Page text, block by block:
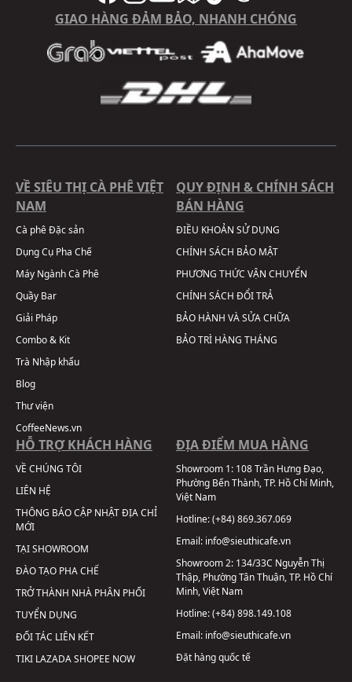
GIAO HÀNG ĐẢM BẢO, NHANH CHÓNG
VỀ SIÊU THỊ CÀ PHÊ VIỆT
NAM
Cà phê Đặc sản
Dụng Cụ Pha Chế
Máy Ngành Cà Phê
Quầy Bar
Giải Pháp
Combo & Kit
Trà Nhập khẩu
Blog
Thư viện
CoffeeNews.vn
QUY ĐỊNH & CHÍNH SÁCH
BÁN HÀNG
ĐIỀU KHOẢN SỬ DỤNG
CHÍNH SÁCH BẢO MẬT
PHƯƠNG THỨC VẬN CHUYỂN
CHÍNH SÁCH ĐỔI TRẢ
BẢO HÀNH VÀ SỬA CHỮA
BẢO TRÌ HÀNG THÁNG
HỖ TRỢ KHÁCH HÀNG
VỀ CHÚNG TÔI
LIÊN HỆ
THÔNG BÁO CẬP NHẬT ĐỊA CHỈ
MỚI
TẠI SHOWROOM
ĐÀO TẠO PHA CHẾ
TRỞ THÀNH NHÀ PHÂN PHỐI
TUYỂN DỤNG
ĐỐI TÁC LIÊN KẾT
TIKI LAZADASHOPEE NOW
ĐỊA ĐIỂM MUA HÀNG
Showroom 1: 108 Trần Hưng Đạo,
Phường Bến Thành, TP. Hồ Chí Minh,
Việt Nam
Hotline:(+84) 869.367.069
Email: info@sieuthicafe.vn
Showroom 2: 134/33C Nguyễn Thị
Thập, Phường Tân Thuận, TP. Hồ Chí
Minh, Việt Nam
Hotline:(+84) 898.149.108
Email: info@sieuthicafe.vn
Đặt hàng quốc tế